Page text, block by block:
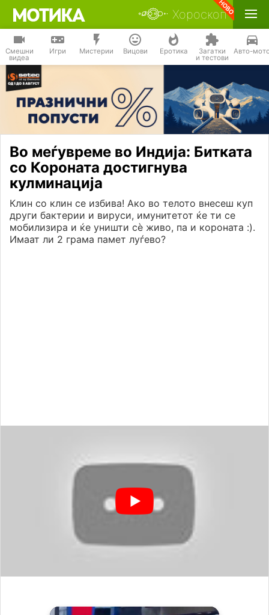
Хороскоп
Смешни
видеа
Игри Мистерии Вицови Еротика Загатки
и тестови
Авто-
Во меѓувреме во Индија: Битката
со Короната достигнува
кулминација
Клин со клин се избива! Ако во телото внесеш куп
други бактерии и вируси, имунитетот ќе ти се
мобилизира и ќе уништи сѐ живо, па и короната :).
Имаат ли 2 грама памет луѓево?